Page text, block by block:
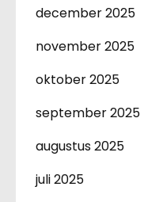
december 2025
november 2025
oktober 2025
september 2025
augustus 2025
juli 2025